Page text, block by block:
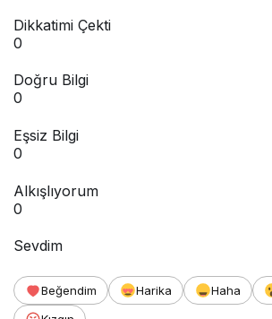
Dikkatimi Çekti
0
Doğru Bilgi
0
Eşsiz Bilgi
0
Alkışlıyorum
0
Sevdim
Beğendim Harika Haha